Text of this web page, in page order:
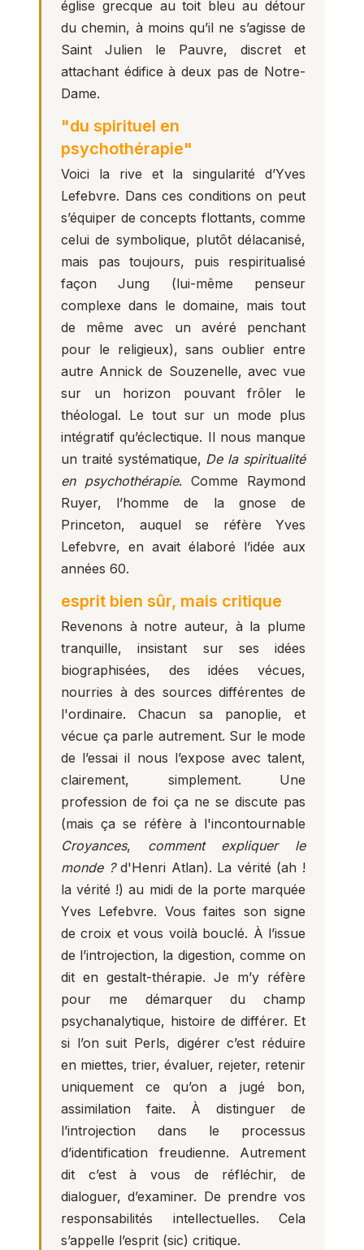
église grecque au toit bleu au détour
du chemin, à moins qu’il ne s’agisse de
Saint Julien le Pauvre, discret et
attachant édifice à deux pas de Notre-
Dame.
"du spirituel en
psychothérapie"
Voici la rive et la singularité d’Yves
Lefebvre. Dans ces conditions on peut
s’équiper de concepts flottants, comme
celui de symbolique, plutôt délacanisé,
mais pas toujours, puis respiritualisé
façon Jung (lui-même penseur
complexe dans le domaine, mais tout
de même avec un avéré penchant
pour le religieux), sans oublier entre
autre Annick de Souzenelle, avec vue
sur un horizon pouvant frôler le
théologal. Le tout sur un mode plus
intégratif qu’éclectique. Il nous manque
un traité systématique, De la spiritualité
en psychothérapie. Comme Raymond
Ruyer, l’homme de la gnose de
Princeton, auquel se réfère Yves
Lefebvre, en avait élaboré l’idée aux
années 60.
esprit bien sûr, mais critique
Revenons à notre auteur, à la plume
tranquille, insistant sur ses idées
biographisées, des idées vécues,
nourries à des sources différentes de
l'ordinaire. Chacun sa panoplie, et
vécue ça parle autrement. Sur le mode
de l’essai il nous l’expose avec talent,
clairement, simplement. Une
profession de foi ça ne se discute pas
(mais ça se réfère à l'incontournable
Croyances, comment expliquer le
monde ?d'Henri Atlan). La vérité (ah !
la vérité !) au midi de la porte marquée
Yves Lefebvre. Vous faites son signe
de croix et vous voilà bouclé. À l’issue
de l’introjection, la digestion, comme on
dit en gestalt-thérapie. Je m’y réfère
pour me démarquer du champ
psychanalytique, histoire de différer. Et
si l’on suit Perls, digérer c’est réduire
en miettes, trier, évaluer, rejeter, retenir
uniquement ce qu’on a jugé bon,
assimilation faite. À distinguer de
l’introjection dans le processus
d’identification freudienne. Autrement
dit c’est à vous de réfléchir, de
dialoguer, d’examiner. De prendre vos
responsabilités intellectuelles. Cela
s’appelle l’esprit (sic) critique.